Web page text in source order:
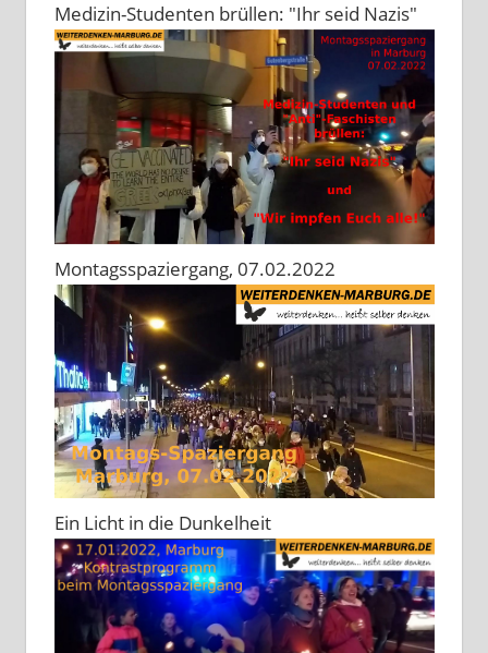
Medizin-Studenten brüllen: "Ihr seid Nazis"
Montagsspaziergang, 07.02.2022
Ein Licht in die Dunkelheit